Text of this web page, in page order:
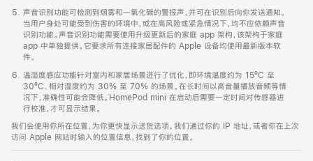
声音识别功能可检测到烟雾和一氧化碳的警报声，并可在识别后向你发送通知。
当用户身处可能受到伤害的环境中，或在高风险或紧急情况下，均不应依赖声音
识别功能。声音识别功能需要使用升级更新后的家庭 app 架构，该架构于家庭
app 中单独提供。它要求所有连接家居配件的 Apple 设备均使用最新版本软
件。
温湿度感应功能针对室内和家居场景进行了优化，即环境温度约为 15ºC 至
30ºC、相对湿度约为 30% 至 70% 的场景。在长时间以高音量播放音频等情
况下，准确性可能会降低。HomePod mini 在启动后需要一定时间对传感器进
行校准，才可显示结果。
我们会使用你所在位置，为你更快显示送货选项。我们通过你的 IP 地址，或者你在上次
访问 Apple 网站时输入的位置信息，找到了你的位置。